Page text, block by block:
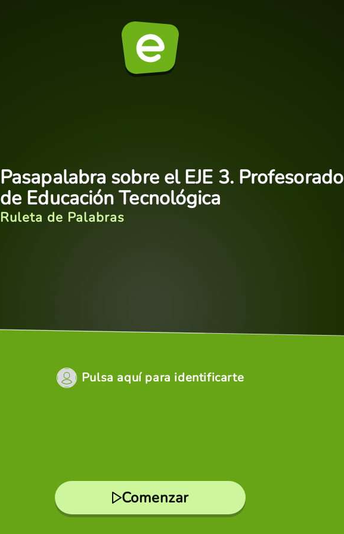
Pasapalabra sobre el EJE 3. Profesorado
de Educación Tecnológica
Ruleta de Palabras
Pulsa aquí para identificarte
Comenzar